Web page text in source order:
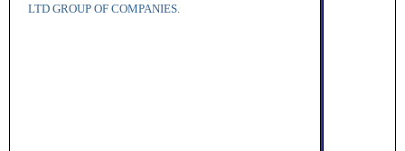
LTD GROUP OF COMPANIES.